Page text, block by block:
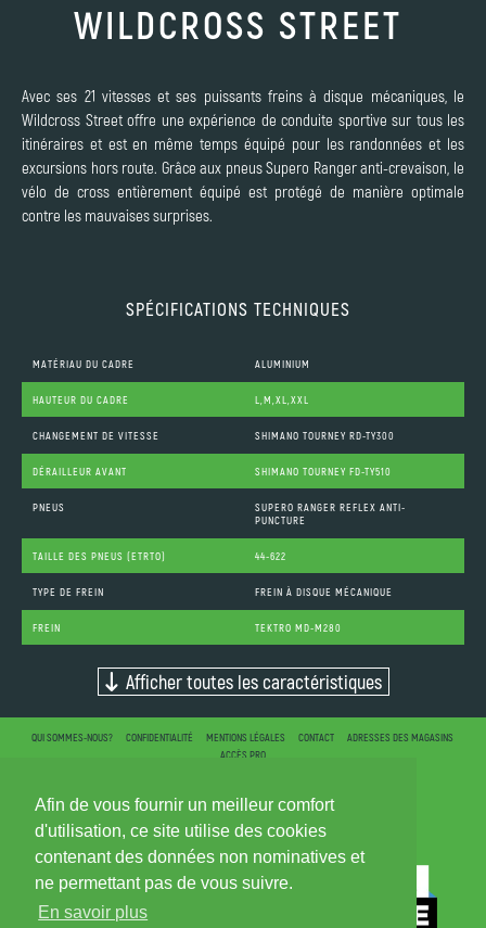
Afin de vous fournir un meilleur comfort
d'utilisation, ce site utilise des cookies
contenant des données non nominatives et
ne permettant pas de vous suivre.
En savoir plus
WILDCROSS STREET
Avec ses 21 vitesses et ses puissants freins à disque mécaniques, le
Wildcross Street offre une expérience de conduite sportive sur tous les
itinéraires et est en même temps équipé pour les randonnées et les
excursions hors route. Grâce aux pneus Supero Ranger anti-crevaison, le
vélo de cross entièrement équipé est protégé de manière optimale
contre les mauvaises surprises.
SPÉCIFICATIONS TECHNIQUES
MATÉRIAU DU CADRE ALUMINIUM
HAUTEUR DU CADRE L,M,XL,XXL
CHANGEMENT DE VITESSE SHIMANO TOURNEY RD-TY300
DÉRAILLEUR AVANT SHIMANO TOURNEY FD-TY510
PNEUS
SUPERO RANGER REFLEX ANTI-
PUNCTURE
TAILLE DES PNEUS (ETRTO) 44-622
TYPE DE FREIN FREIN À DISQUE MÉCANIQUE
FREIN TEKTRO MD-M280
Afficher toutes les caractéristiques
QUI SOMMES-NOUS? CONFIDENTIALITÉ MENTIONS LÉGALES CONTACT
ADRESSES DES MAGASINS
ACCÈS PRO